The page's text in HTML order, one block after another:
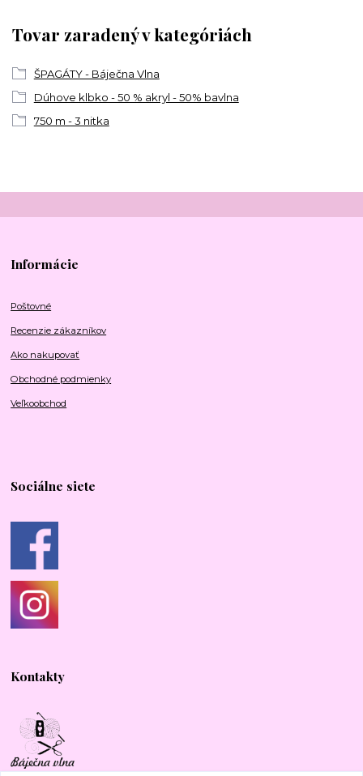
Tovar zaradený v kategóriách
ŠPAGÁTY - Báječna Vlna
Dúhove klbko - 50 % akryl - 50% bavlna
750 m - 3 nitka
Informácie
Poštovné
Recenzie zákazníkov
Ako nakupovať
Obchodné podmienky
Veľkoobchod
Sociálne siete
Kontakty